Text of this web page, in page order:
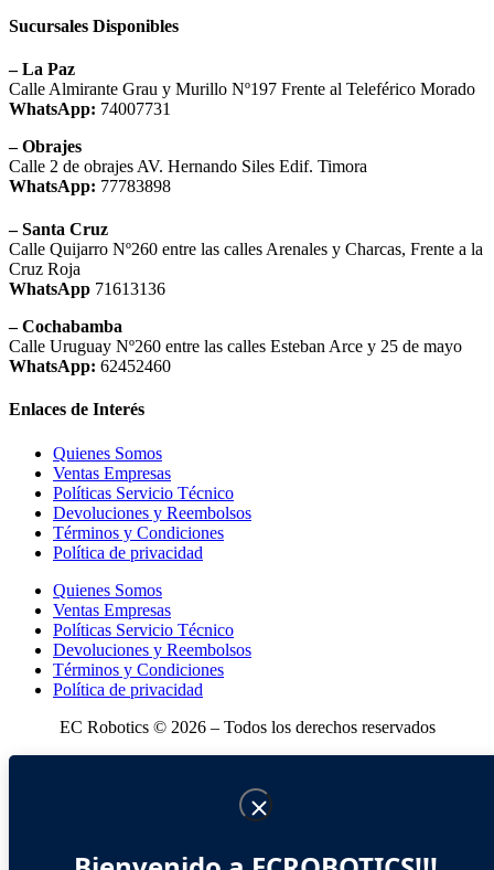
Sucursales Disponibles
– La Paz
Calle Almirante Grau y Murillo Nº197 Frente al Teleférico Morado
WhatsApp: 74007731
– Obrajes
Calle 2 de obrajes AV. Hernando Siles Edif. Timora
WhatsApp: 77783898
– Santa Cruz
Calle Quijarro Nº260 entre las calles Arenales y Charcas, Frente a la
Cruz Roja
WhatsApp 71613136
– Cochabamba
Calle Uruguay Nº260 entre las calles Esteban Arce y 25 de mayo
WhatsApp: 62452460
Enlaces de Interés
Quienes Somos
Ventas Empresas
Políticas Servicio Técnico
Devoluciones y Reembolsos
Términos y Condiciones
Política de privacidad
Quienes Somos
Ventas Empresas
Políticas Servicio Técnico
Devoluciones y Reembolsos
Términos y Condiciones
Política de privacidad
EC Robotics © 2026 – Todos los derechos reservados